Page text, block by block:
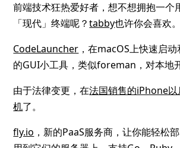
前端技术狂热爱好者，想不想拥抱一个
「现代」终端呢？tabby也许你会喜欢。
CodeLauncher ，在macOS上快速启
的GUI小工具，类似foreman，对本地
由于法律变更，在法国销售的iPhone
机了。
fly.io ，新的PaaS服务商，让你能轻松